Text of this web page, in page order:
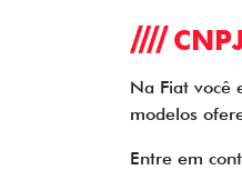
Na Fiat você
modelos
Entre em